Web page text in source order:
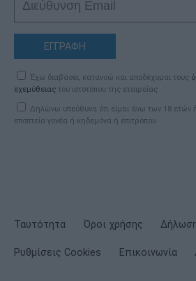
ΕΓΓΡΑΦΗ
Έχω διαβάσει, κατανοώ και αποδέχομαι τους
εχεμύθειας του ιστοτόπου της εταιρείας
Δηλώνω υπεύθυνα ότι είμαι άνω των 18 ετών
εποπτεία γονέα ή κηδεμόνα ή επιτρόπου
Ταυτότητα Όροι χρήσης
Ρυθμίσεις Cookies Επικοινωνία